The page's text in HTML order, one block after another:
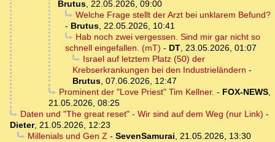
Brutus, 22.05.2026, 09:00
Welche Frage stellt der Arzt bei unklarem Befund?
- Brutus, 22.05.2026, 10:41
Hab noch zwei vergessen. Sind mir gar nicht so
schnell eingefallen. (mT) - DT, 23.05.2026, 01:07
Israel auf letztem Platz (50) der
Krebserkrankungen bei den Industrieländern -
Brutus, 07.06.2026, 12:47
Prominent der "Love Priest" Tim Kellner. - FOX-NEWS,
21.05.2026, 08:25
Daten und "The great reset" - Wir sind auf dem Weg (nur Link) -
Dieter, 21.05.2026, 12:23
Millenials und Gen Z- SevenSamurai, 21.05.2026, 13:30